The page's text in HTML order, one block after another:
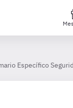
Específico